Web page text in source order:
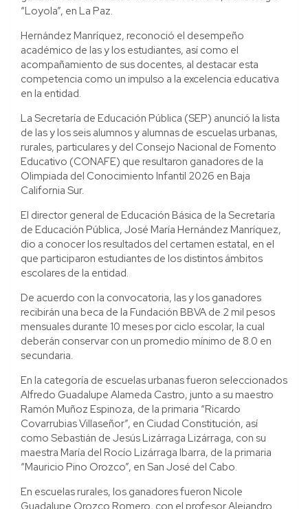
“Loyola”, en La Paz.
Hernández Manríquez, reconoció el desempeño
académico de las y los estudiantes, así como el
acompañamiento de sus docentes, al destacar esta
competencia como un impulso a la excelencia educativa
en la entidad.
La Secretaría de Educación Pública (SEP) anunció la lista
de las y los seis alumnos y alumnas de escuelas urbanas,
rurales, particulares y del Consejo Nacional de Fomento
Educativo (CONAFE) que resultaron ganadores de la
Olimpiada del Conocimiento Infantil 2026 en Baja
California Sur.
El director general de Educación Básica de la Secretaría
de Educación Pública, José María Hernández Manríquez,
dio a conocer los resultados del certamen estatal, en el
que participaron estudiantes de los distintos ámbitos
escolares de la entidad.
De acuerdo con la convocatoria, las y los ganadores
recibirán una beca de la Fundación BBVA de 2 mil pesos
mensuales durante 10 meses por ciclo escolar, la cual
deberán conservar con un promedio mínimo de 8.0 en
secundaria.
En la categoría de escuelas urbanas fueron seleccionados
Alfredo Guadalupe Alameda Castro, junto a su maestro
Ramón Muñoz Espinoza, de la primaria “Ricardo
Covarrubias Villaseñor”, en Ciudad Constitución, así
como Sebastián de Jesús Lizárraga Lizárraga, con su
maestra María del Rocío Lizárraga Ibarra, de la primaria
“Mauricio Pino Orozco”, en San José del Cabo.
En escuelas rurales, los ganadores fueron Nicole
Guadalupe Orozco Romero, con el profesor Alejandro